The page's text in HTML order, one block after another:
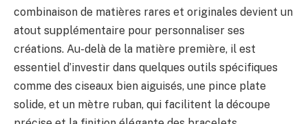
combinaison de matières rares et originales devient un
atout supplémentaire pour personnaliser ses
créations. Au-delà de la matière première, il est
essentiel d’investir dans quelques outils spécifiques
comme des ciseaux bien aiguisés, une pince plate
solide, et un mètre ruban, qui facilitent la découpe